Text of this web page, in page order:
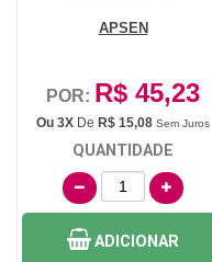
APSEN
POR: R$ 45,23
Ou 3X De R$ 15,08 Sem Juros
QUANTIDADE
ADICIONAR